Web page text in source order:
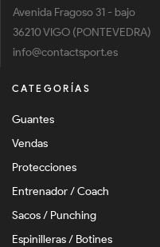
Avenida Fragoso 31 - bajo
36210 VIGO (PONTEVEDRA)
info@contactsport.es
CATEGORÍAS
Guantes
Vendas
Protecciones
Entrenador / Coach
Sacos / Punching
Espinilleras / Botines